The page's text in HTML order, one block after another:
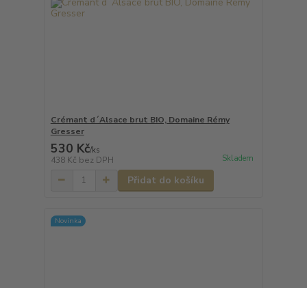
Crémant d´Alsace brut BIO, Domaine Rémy
Gresser
530 Kč/ks
438 Kč bez DPH Skladem
Přidat do košíku
Novinka